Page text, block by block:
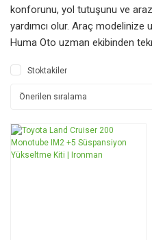
konforunu, yol tutuşunu ve
yardımcı olur. Araç
Huma Oto uzman ekibinden
Stoktakiler
YENİ